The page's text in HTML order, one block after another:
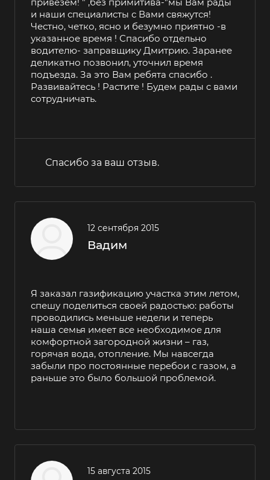
и наши специалисты с Вами свяжутся!
Честно, четко, ясно и безумно приятно -в
указанное время ! Спасибо отдельно
водителю- заправщику Дмитрию. Заранее
деликатно позвонил, уточнил время
подъезда. За это Вам ребята спасибо .
Развивайтесь ! Растите ! Будем рады с вами
сотрудничать.
Спасибо за ваш отзыв.
12 сентября 2015
Вадим
Я заказал газификацию участка этим летом,
спешу поделиться своей радостью: работы
проводились меньше недели и теперь
наша семья имеет все необходимое для
комфортной загородной жизни – газ,
горячая вода, отопление. Мы навсегда
забыли про постоянные перебои с газом, а
раньше это было большой проблемой.
15 августа 2015